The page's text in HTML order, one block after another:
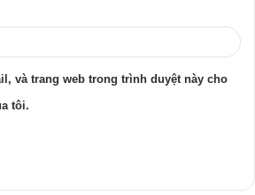
và trang web trong trình duyệt này cho
tôi.